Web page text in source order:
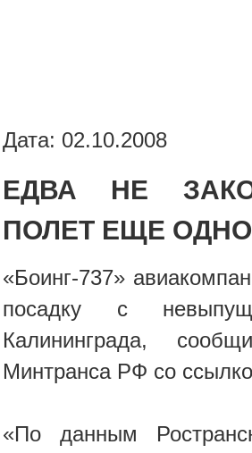
Дата: 02.10.2008
ЕДВА НЕ
ПОЛЕТ ЕЩЕ
«Боинг-737»
посадку с
Калининграда,
Минтранса РФ со
«По данным